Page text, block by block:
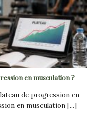
en musculation ?
de progression en
en musculation [...]